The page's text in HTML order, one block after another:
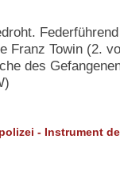
Franz Towin (2.
des
- Instrument